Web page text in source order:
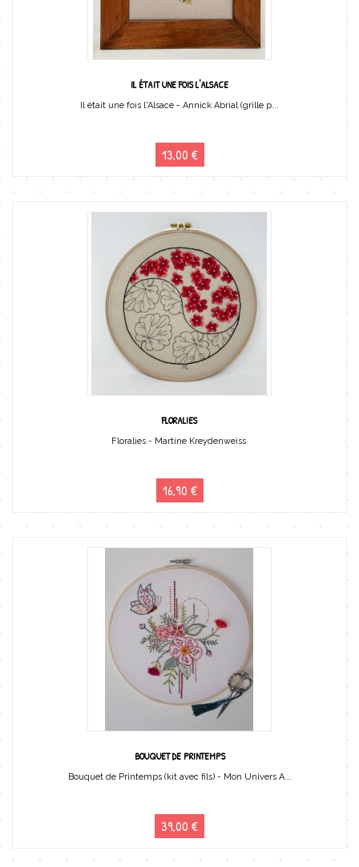
IL ÉTAIT UNE FOIS L'ALSACE
Il était une fois l'Alsace - Annick Abrial (grille p...
13,00 €
FLORALIES
Floralies - Martine Kreydenweiss
16,90 €
BOUQUET DE PRINTEMPS
Bouquet de Printemps (kit avec fils) - Mon Univers A...
39,00 €